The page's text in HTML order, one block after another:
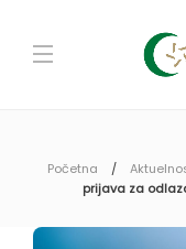
Početna
prijava za